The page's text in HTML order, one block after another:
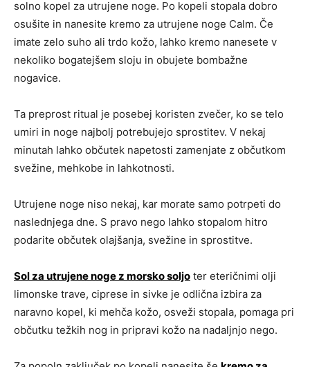
solno kopel za utrujene noge. Po kopeli stopala dobro
osušite in nanesite kremo za utrujene noge Calm. Če
imate zelo suho ali trdo kožo, lahko kremo nanesete v
nekoliko bogatejšem sloju in obujete bombažne
nogavice.
Ta preprost ritual je posebej koristen zvečer, ko se telo
umiri in noge najbolj potrebujejo sprostitev. V nekaj
minutah lahko občutek napetosti zamenjate z občutkom
svežine, mehkobe in lahkotnosti.
Utrujene noge niso nekaj, kar morate samo potrpeti do
naslednjega dne. S pravo nego lahko stopalom hitro
podarite občutek olajšanja, svežine in sprostitve.
Sol za utrujene noge z morsko soljo ter eteričnimi olji
limonske trave, ciprese in sivke je odlična izbira za
naravno kopel, ki mehča kožo, osveži stopala, pomaga pri
občutku težkih nog in pripravi kožo na nadaljnjo nego.